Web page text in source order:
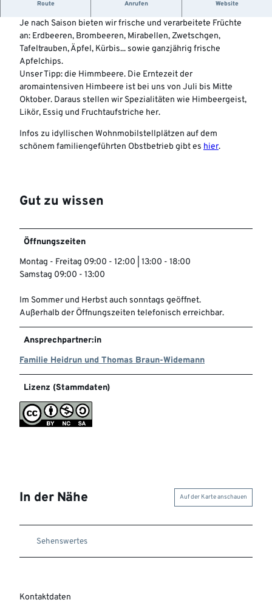
Route Anrufen Website
Frisches & Flüssiges Obst
Je nach Saison bieten wir frische und verarbeitete Früchte
an: Erdbeeren, Brombeeren, Mirabellen, Zwetschgen,
Tafeltrauben, Äpfel, Kürbis... sowie ganzjährig frische
Apfelchips.
Unser Tipp: die Himmbeere. Die Erntezeit der
aromaintensiven Himbeere ist bei uns von Juli bis Mitte
Oktober. Daraus stellen wir Spezialitäten wie Himbeergeist,
Likör, Essig und Fruchtaufstriche her.
Infos zu idyllischen Wohnmobilstellplätzen auf dem
schönem familiengeführten Obstbetrieb gibt es hier.
Gut zu wissen
Öffnungszeiten
Montag - Freitag 09:00 - 12:00 | 13:00 - 18:00
Samstag 09:00 - 13:00
Im Sommer und Herbst auch sonntags geöffnet.
Außerhalb der Öffnungszeiten telefonisch erreichbar.
Ansprechpartner:in
Familie Heidrun und Thomas Braun-Widemann
Lizenz (Stammdaten)
In der Nähe Auf der Karte anschauen
Sehenswertes
Kontaktdaten